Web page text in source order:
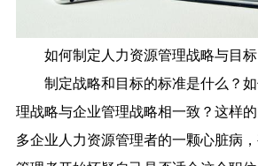
如何制定人力资源管理战略与目标
制定战略和目标的标准是什么？
理战略与企业管理战略相一致？这样
多企业人力资源管理者的一颗心脏病